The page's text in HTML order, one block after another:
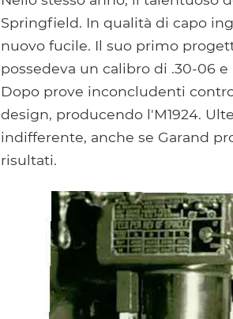
Springfield. In qualità di capo
nuovo fucile. Il suo primo
possedeva un calibro di .30-06
Dopo prove inconcludenti
design, producendo l'M1924.
indifferente, anche se Garand
risultati.